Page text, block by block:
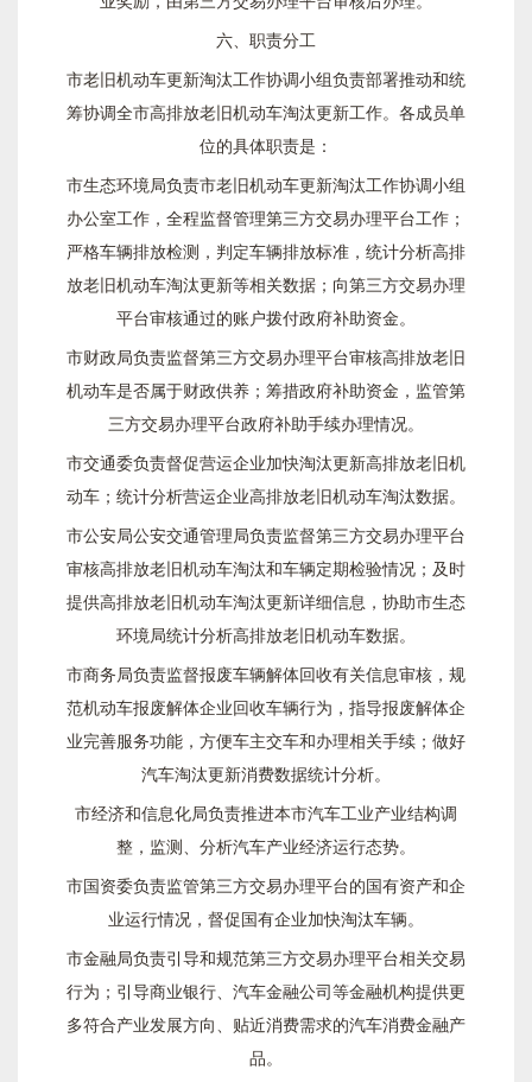
六、职责分工
市老旧机动车更新淘汰工作协调小组负责部署推动和统
筹协调全市高排放老旧机动车淘汰更新工作。各成员单
位的具体职责是：
市生态环境局负责市老旧机动车更新淘汰工作协调小组
办公室工作，全程监督管理第三方交易办理平台工作；
严格车辆排放检测，判定车辆排放标准，统计分析高排
放老旧机动车淘汰更新等相关数据；向第三方交易办理
平台审核通过的账户拨付政府补助资金。
市财政局负责监督第三方交易办理平台审核高排放老旧
机动车是否属于财政供养；筹措政府补助资金，监管第
三方交易办理平台政府补助手续办理情况。
市交通委负责督促营运企业加快淘汰更新高排放老旧机
动车；统计分析营运企业高排放老旧机动车淘汰数据。
市公安局公安交通管理局负责监督第三方交易办理平台
审核高排放老旧机动车淘汰和车辆定期检验情况；及时
提供高排放老旧机动车淘汰更新详细信息，协助市生态
环境局统计分析高排放老旧机动车数据。
市商务局负责监督报废车辆解体回收有关信息审核，规
范机动车报废解体企业回收车辆行为，指导报废解体企
业完善服务功能，方便车主交车和办理相关手续；做好
汽车淘汰更新消费数据统计分析。
市经济和信息化局负责推进本市汽车工业产业结构调
整，监测、分析汽车产业经济运行态势。
市国资委负责监管第三方交易办理平台的国有资产和企
业运行情况，督促国有企业加快淘汰车辆。
市金融局负责引导和规范第三方交易办理平台相关交易
行为；引导商业银行、汽车金融公司等金融机构提供更
多符合产业发展方向、贴近消费需求的汽车消费金融产
品。